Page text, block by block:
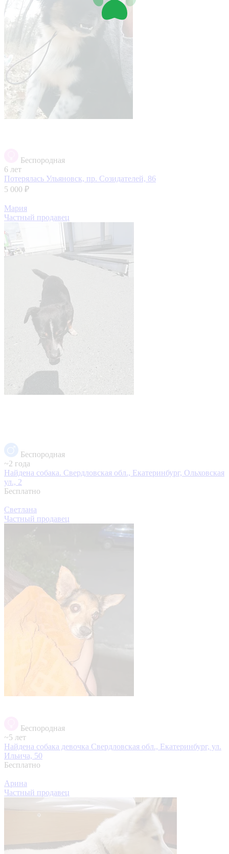
Беспородная
6 лет
Потерялась Ульяновск, пр. Созидателей, 86
5 000 ₽
Мария
Частный продавец
Беспородная
~2 года
Найдена собака. Свердловская обл., Екатеринбург, Ольховская
ул., 2
Бесплатно
Светлана
Частный продавец
Беспородная
~5 лет
Найдена собака девочка Свердловская обл., Екатеринбург, ул.
Ильича, 50
Бесплатно
Арина
Частный продавец